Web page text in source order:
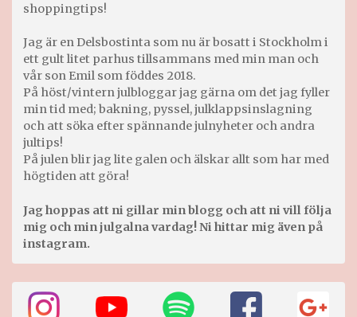
shoppingtips!
Jag är en Delsbostinta som nu är bosatt i Stockholm i
ett gult litet parhus tillsammans med min man och
vår son Emil som föddes 2018.
På höst/vintern julbloggar jag gärna om det jag fyller
min tid med; bakning, pyssel, julklappsinslagning
och att söka efter spännande julnyheter och andra
jultips!
På julen blir jag lite galen och älskar allt som har med
högtiden att göra!
Jag hoppas att ni gillar min blogg och att ni vill följa
mig och min julgalna vardag! Ni hittar mig även på
instagram.